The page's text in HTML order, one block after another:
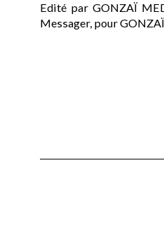
Edité par GONZAÏ
Messager, pour